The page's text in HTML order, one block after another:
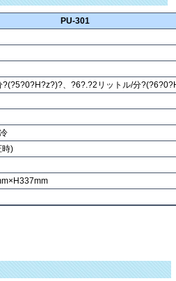
PU-301
?(?5?0?H?z?)?、?6?.?2リットル/分
時)